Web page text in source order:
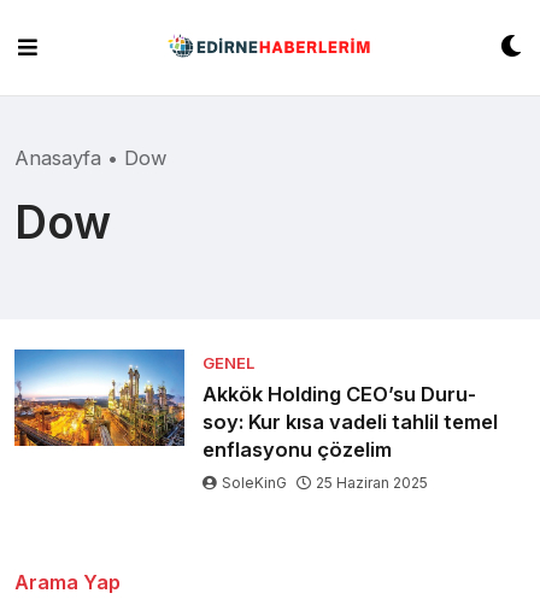
content
Anasayfa • Dow
Dow
GENEL
Akkök Holding CEO’su Duru­
soy: Kur kısa vadeli tahlil temel
enflasyonu çözelim
SoleKinG 25 Haziran 2025
Arama Yap